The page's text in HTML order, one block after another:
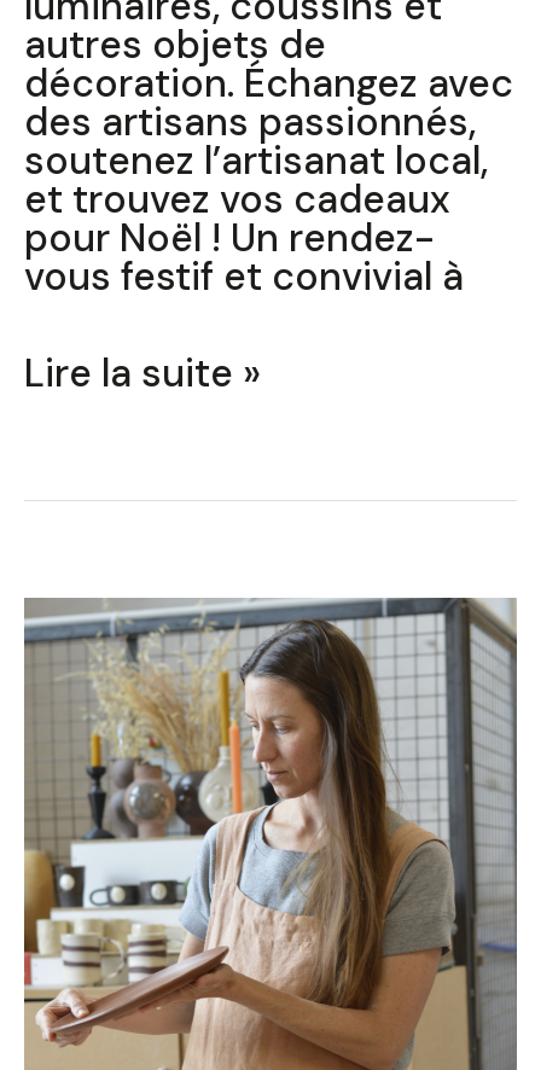
autres objets de
décoration. Échangez avec
des artisans passionnés,
soutenez l’artisanat local,
et trouvez vos cadeaux
pour Noël ! Un rendez-
vous festif et convivial à
Lire la suite »
Charlotte
Boutier
Céramiste
ICI
Nantes